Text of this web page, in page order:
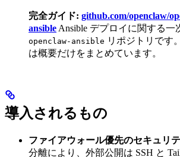
完全ガイド: github.com/openclaw/
ansible Ansible デプロイに関する一
openclaw-ansible リポジトリです
は概要だけをまとめています。
導入されるもの
ファイアウォール優先のセキュリ
分離により、外部公開は SSH と